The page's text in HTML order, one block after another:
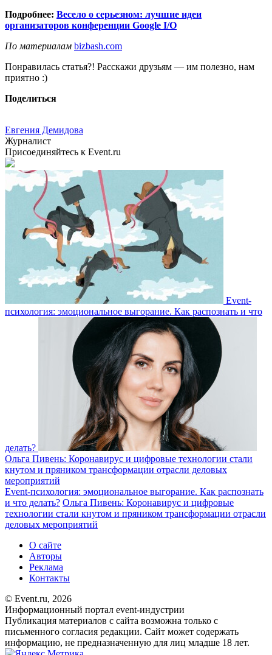
Подробнее: Весело о серьезном: лучшие идеи
организаторов конференции Google I/O
По материалам bizbash.com
Понравилась статья?! Расскажи друзьям — им полезно, нам
приятно :)
Поделиться
Евгения Демидова
Журналист
Присоединяйтесь к Event.ru
Event-
психология: эмоциональное выгорание. Как распознать и что
делать?
Ольга Пивень: Коронавирус и цифровые технологии стали
кнутом и пряником трансформации отрасли деловых
мероприятий
Event-психология: эмоциональное выгорание. Как распознать
и что делать? Ольга Пивень: Коронавирус и цифровые
технологии стали кнутом и пряником трансформации отрасли
деловых мероприятий
О сайте
Авторы
Реклама
Контакты
© Event.ru, 2026
Информационный портал event-индустрии
Публикация материалов с сайта возможна только с
письменного согласия редакции. Сайт может содержать
информацию, не предназначенную для лиц младше 18 лет.